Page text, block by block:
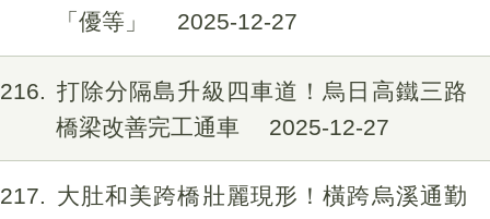
「優等」
2025-12-27
216
打除分隔島升級四車道！烏日高鐵三路
橋梁改善完工通車
2025-12-27
217
大肚和美跨橋壯麗現形！橫跨烏溪通勤